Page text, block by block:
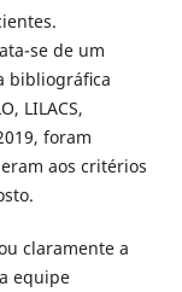
se de um
bibliográﬁca
LILACS,
foram
aos critérios
claramente a
equipe